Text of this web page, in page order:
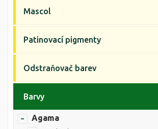
Mascol
Patinovací pigmenty
Odstraňovač barev
Barvy
Agama